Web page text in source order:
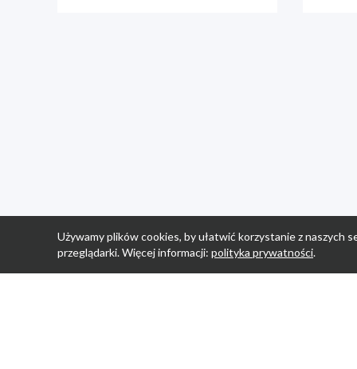
Używamy plików cookies, by ułatwić korzystanie z naszych
przeglądarki. Więcej informacji: polityka prywatności.